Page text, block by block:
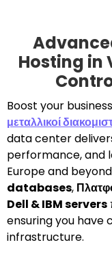
Hosting in
Boost your
μεταλλικοί
data center
performance, and
Europe and
databases,
Dell & IBM servers
ensuring you
infrastructure.